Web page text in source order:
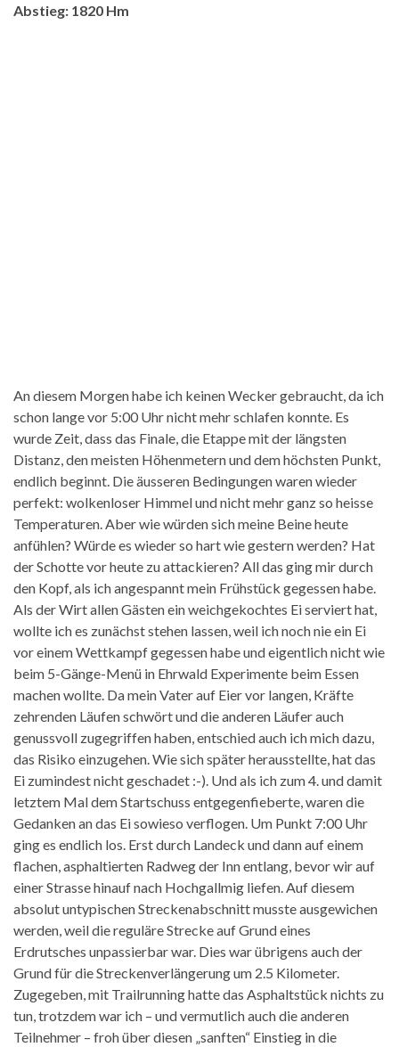
Abstieg: 1820 Hm
An diesem Morgen habe ich keinen Wecker gebraucht, da ich
schon lange vor 5:00 Uhr nicht mehr schlafen konnte. Es
wurde Zeit, dass das Finale, die Etappe mit der längsten
Distanz, den meisten Höhenmetern und dem höchsten Punkt,
endlich beginnt. Die äusseren Bedingungen waren wieder
perfekt: wolkenloser Himmel und nicht mehr ganz so heisse
Temperaturen. Aber wie würden sich meine Beine heute
anfühlen? Würde es wieder so hart wie gestern werden? Hat
der Schotte vor heute zu attackieren? All das ging mir durch
den Kopf, als ich angespannt mein Frühstück gegessen habe.
Als der Wirt allen Gästen ein weichgekochtes Ei serviert hat,
wollte ich es zunächst stehen lassen, weil ich noch nie ein Ei
vor einem Wettkampf gegessen habe und eigentlich nicht wie
beim 5-Gänge-Menü in Ehrwald Experimente beim Essen
machen wollte. Da mein Vater auf Eier vor langen, Kräfte
zehrenden Läufen schwört und die anderen Läufer auch
genussvoll zugegriffen haben, entschied auch ich mich dazu,
das Risiko einzugehen. Wie sich später herausstellte, hat das
Ei zumindest nicht geschadet :-). Und als ich zum 4. und damit
letztem Mal dem Startschuss entgegenfieberte, waren die
Gedanken an das Ei sowieso verflogen. Um Punkt 7:00 Uhr
ging es endlich los. Erst durch Landeck und dann auf einem
flachen, asphaltierten Radweg der Inn entlang, bevor wir auf
einer Strasse hinauf nach Hochgallmig liefen. Auf diesem
absolut untypischen Streckenabschnitt musste ausgewichen
werden, weil die reguläre Strecke auf Grund eines
Erdrutsches unpassierbar war. Dies war übrigens auch der
Grund für die Streckenverlängerung um 2.5 Kilometer.
Zugegeben, mit Trailrunning hatte das Asphaltstück nichts zu
tun, trotzdem war ich – und vermutlich auch die anderen
Teilnehmer – froh über diesen „sanften“ Einstieg in die